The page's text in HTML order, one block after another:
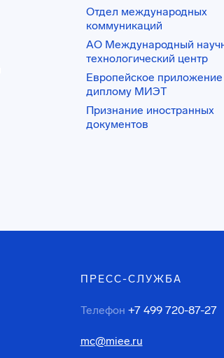
Отдел международных
коммуникаций
АО Международный
технологический центр
Европейское приложение
диплому МИЭТ
Признание иностранных
документов
ПРЕСС-СЛУЖБА
Телефон +7 499 720-87-27
mc@miee.ru